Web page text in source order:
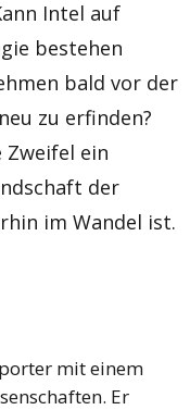
Intel auf
bestehen
bald vor der
zu erfinden?
Zweifel ein
der
im Wandel ist.
mit einem
Er